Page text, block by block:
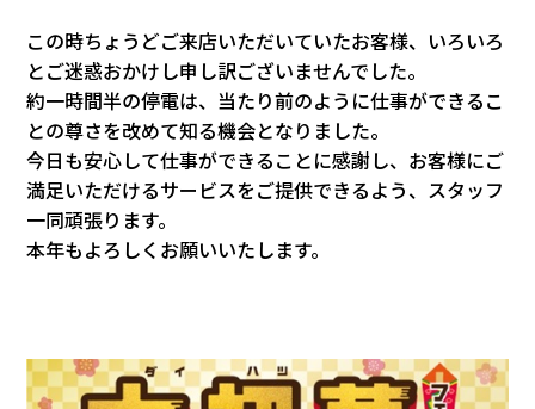
この時ちょうどご来店いただいていたお客様、いろいろ
とご迷惑おかけし申し訳ございませんでした。
約一時間半の停電は、当たり前のように仕事ができるこ
との尊さを改めて知る機会となりました。
今日も安心して仕事ができることに感謝し、お客様にご
満足いただけるサービスをご提供できるよう、スタッフ
一同頑張ります。
本年もよろしくお願いいたします。